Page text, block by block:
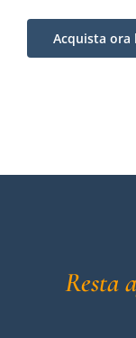
Acquista ora
Resta